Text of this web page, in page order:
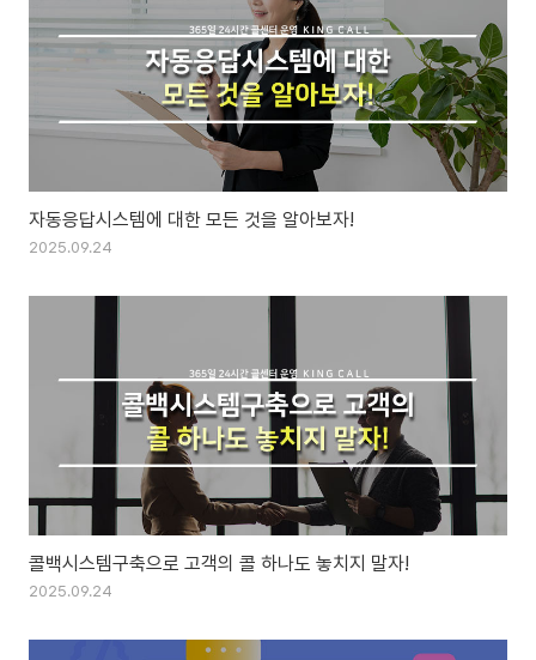
자동응답시스템에 대한 모든 것을 알아보자!
2025.09.24
콜백시스템구축으로 고객의 콜 하나도 놓치지 말자!
2025.09.24